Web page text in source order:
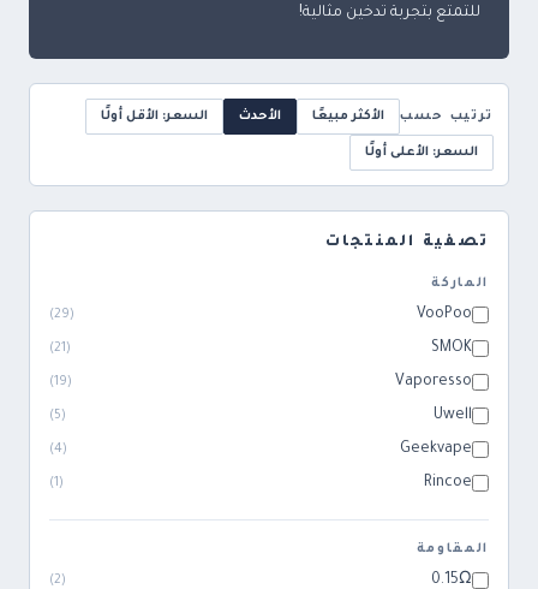
للتمتع بتجربة تدخين مثالية!
ترتيب حسب الأكثر مبيعًا الأحدث السعر: الأقل أولًا
السعر: الأعلى أولًا
تصفية المنتجات
الماركة
VooPoo
(
29
)
SMOK
(
21
)
Vaporesso
(
19
)
Uwell
(
5
)
Geekvape
(
4
)
Rincoe
(
1
)
المقاومة
0.15Ω
(
2
)